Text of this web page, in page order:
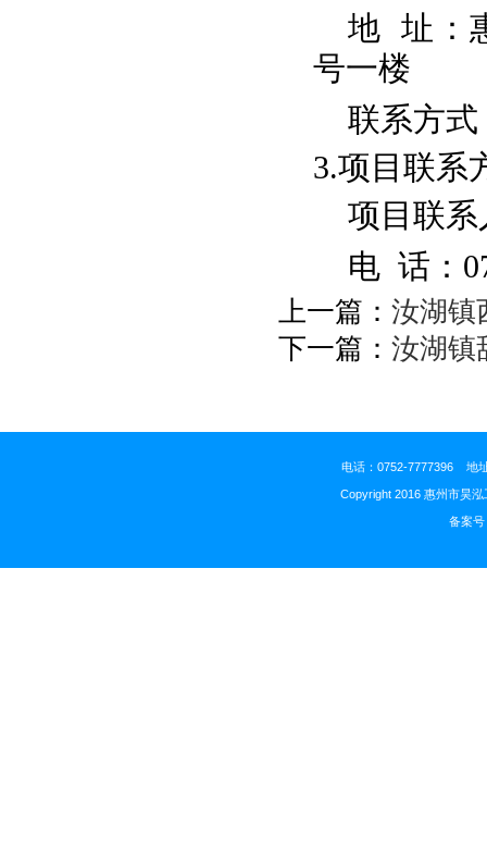
地 址：
号一楼
联系方式
3.项目联系
项目联系
电 话：
上一篇： 汝湖镇
下一篇： 汝湖镇
电话：0752-7777396 地
Copyright 2016 惠州市昊
备案号